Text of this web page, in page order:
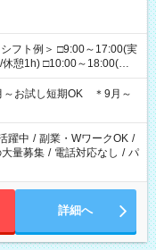
憩1h) □10:00～18:00(実
働7h/休憩1h) □10:00～19:00(実働8h/休憩1h) ＊時間固定ＯＫ
お試し短期OK ＊9月～
躍中 / 副業・WワークOK /
量募集 / 電話対応なし / パ
詳細へ